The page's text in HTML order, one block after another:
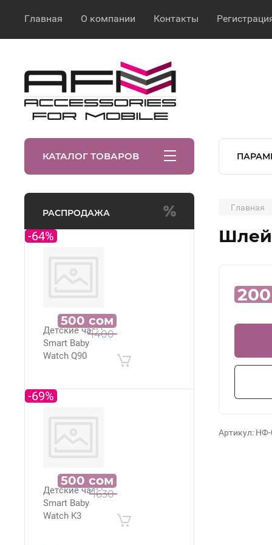
Главная О компании Контакты
КАТАЛОГ ТОВАРОВ
РАСПРОДАЖА
Детские часы
Smart Baby
Watch Q90
-64%
1400
500 сом
Детские часы
Smart Baby
Watch K3
-69%
1630
500 сом
Главная
200
Артикул: НФ-